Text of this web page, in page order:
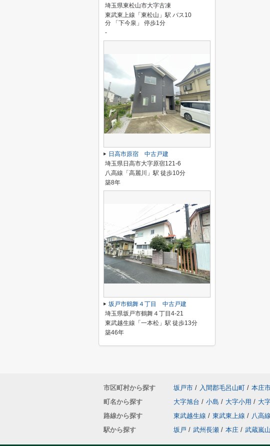
埼玉県東松山市大字古凍
東武東上線「東松山」駅 バス10
分 「下今泉」 停歩1分
-
日高市原宿 中古戸建
埼玉県日高市大字原宿121-6
八高線「高麗川」駅 徒歩10分
築8年
坂戸市鶴舞４丁目 中古戸建
埼玉県坂戸市鶴舞４丁目4-21
東武越生線「一本松」駅 徒歩13分
築46年
市区町村から探す 坂戸市 / 入間郡毛呂山町 / 本庄
町名から探す
大字旭台 / 小島 / 大字小用 / 大
路線から探す
東武越生線 / 東武東上線 / 八高線
駅から探す
坂戸 / 武州長瀬 / 本庄 / 武蔵嵐山